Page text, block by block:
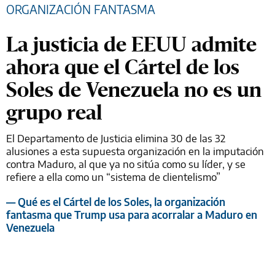
ORGANIZACIÓN FANTASMA
La justicia de EEUU admite
ahora que el Cártel de los
Soles de Venezuela no es un
grupo real
El Departamento de Justicia elimina 30 de las 32
alusiones a esta supuesta organización en la imputación
contra Maduro, al que ya no sitúa como su líder, y se
refiere a ella como un “sistema de clientelismo”
— Qué es el Cártel de los Soles, la organización
fantasma que Trump usa para acorralar a Maduro en
Venezuela